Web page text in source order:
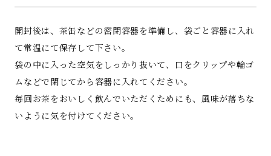
開封後は、茶缶などの密閉容器を準備し、袋ごと容器に入れ
て常温にて保存して下さい。
袋の中に入った空気をしっかり抜いて、口をクリップや輪ゴ
ムなどで閉じてから容器に入れてください。
毎回お茶をおいしく飲んでいただくためにも、風味が落ちな
いように気を付けてください。